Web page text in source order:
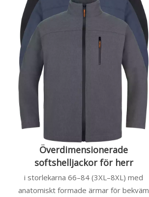
Överdimensionerade
softshelljackor för herr
i storlekarna 66–84 (3XL–8XL) med
anatomiskt formade ärmar för bekväm